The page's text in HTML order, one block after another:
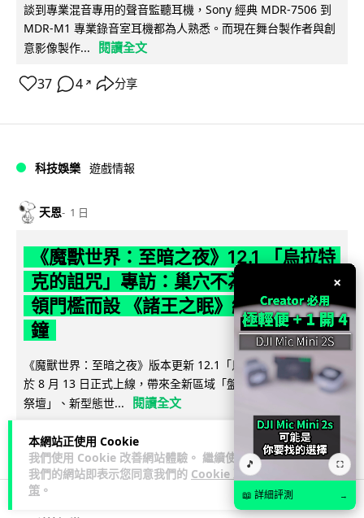
本網站正使用 Cookie
我們使用 Cookie 改善網站體驗。 繼續使用
我們的網站即表示您同意我們的 Cookie 政
策 。
談到專業混音專用的聲音監聽耳機，Sony 經典 MDR-7506 到
MDR-M1 專業錄音室耳機都為人熟悉。而現在舞台製作者與創
意影像製作...
閱讀全文
37 4 ↗ 分享
科技娛樂 遊戲情報
天恩 1 日
《魔獸世界：至暗之夜》12.1 「烏拉特
克的詛咒」專訪：巢穴不為提高世界首
領門檻而設 《諸王之眠》縮短約 10 分
鐘
《魔獸世界：至暗之夜》版本更新 12.1「烏拉特克的詛咒」將
於 8 月 13 日正式上線，帶來全新區域「盤蛇島」、地城「毒牙
祭壇」、新型態世...
閱讀全文
115 分享
×
🎵 ⛶
📖 詳細評測 →